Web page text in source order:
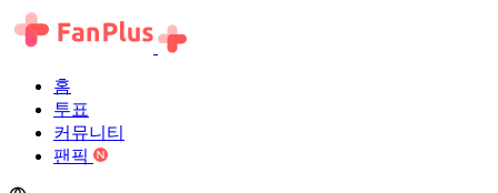
홈
투표
커뮤니티
팬픽